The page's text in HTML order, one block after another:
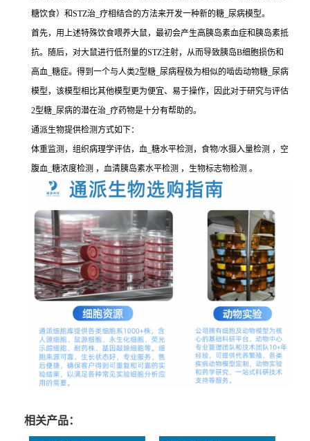
糖饮食）和STZ治_疗相结合的方法来开发一种新的糖_尿病模型。
首先，用上述特殊饮食喂养大鼠，最初会产生高胰岛素血症和胰岛素抵
抗。随后，对大鼠进行低剂量的STZ注射，从而导致胰岛B细胞损伤和
高血_糖症。得到一个与人类2型糖_尿病程极为相似的啮齿动物糖_尿病
模型，该模型相比其他模型更为便宜、易于操作，因此对于研究与评估
2型糖_尿病的潜在治_疗药物是十分有帮助的。
通派生物提供检测方式如下：
体重监测，组织病理学评估，血_糖水平检测，食物/水摄入量检测 ，空
腹血_糖浓度检测 ，血清胰岛素水平检测 ，生物标志物检测 。
相关产品：